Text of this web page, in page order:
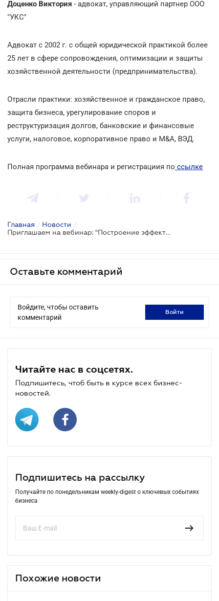
Доценко Виктория - адвокат, управляющий партнер ООО
"УКС"
Адвокат с 2002 г. с общей юридической практикой более
25 лет в сфере сопровождения, оптимизации и защиты
хозяйственной деятельности (предпринимательства).
Отрасли практики: хозяйственное и гражданское право,
защита бизнеса, урегулирование споров и
реструктуризация долгов, банковские и финансовые
услуги, налоговое, корпоративное право и M&A, ВЭД.
Полная программа вебинара и регистрациия по ссылке
Главная / Новости /
Приглашаем на вебинар: "Построение эффективной договорной работы 2024. Секреты успешного договора"
Оставьте комментарий
Войдите, чтобы оставить
комментарий
войти
Читайте нас в соцсетях.
Подпишитесь, чтоб быть в курсе всех бизнес-
новостей.
Подпишитесь на рассылку
Получайте по понедельникам weekly-digest о ключевых событиях
бизнеса
Похожие новости